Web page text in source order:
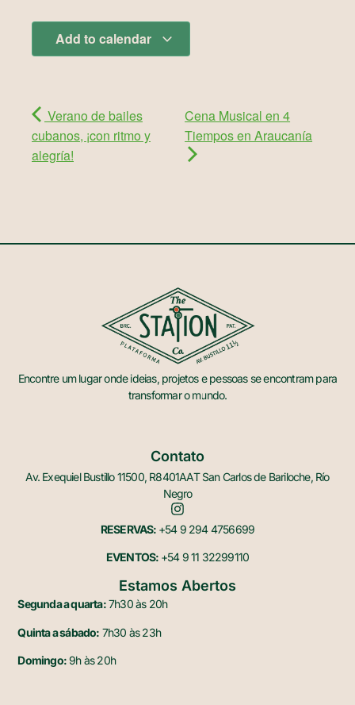
Add to calendar
Verano de bailes
cubanos, ¡con ritmo y
alegría!
Cena Musical en 4
Tiempos en Araucanía
Encontre um lugar onde ideias, projetos e pessoas se encontram para
transformar o mundo.
Contato
Av. Exequiel Bustillo 11500, R8401AAT San Carlos de Bariloche, Río
Negro
RESERVAS: +54 9 294 4756699
EVENTOS: +54 9 11 32299110
Estamos Abertos
Segunda a quarta:7h30 às 20h
Quinta a sábado: 7h30 às 23h
Domingo:9h às 20h